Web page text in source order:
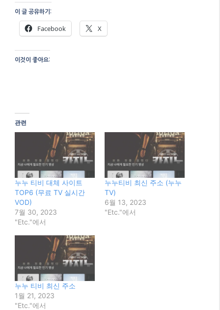
이 글 공유하기:
Facebook X
이것이 좋아요:
관련
누누 티비 대체 사이트
TOP6 (무료 TV 실시간
VOD)
7월 30, 2023
"Etc."에서
누누티비 최신 주소 (누누
TV)
6월 13, 2023
"Etc."에서
누누 티비 최신 주소
1월 21, 2023
"Etc."에서